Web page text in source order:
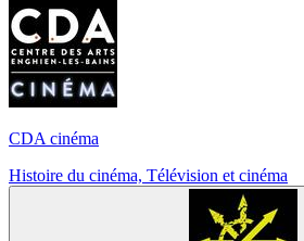
CDA cinéma
Histoire du cinéma, Télévision et cinéma